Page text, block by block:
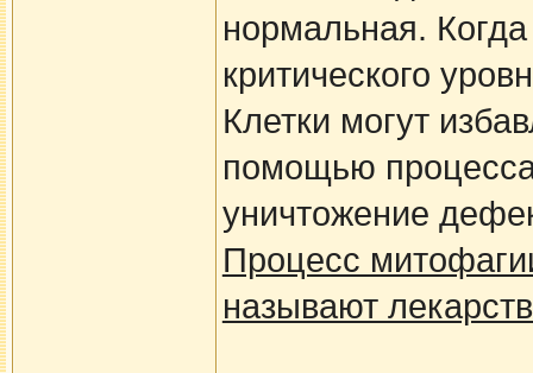
нормальная. Когда
критического
Клетки могут
помощью
уничтожение
Процесс
называют